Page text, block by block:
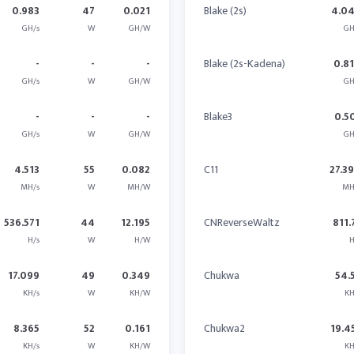
0.983
GH/s
47
W
0.021
GH/W
-
GH/s
-
W
-
GH/W
-
GH/s
-
W
-
GH/W
4.513
MH/s
55
W
0.082
MH/W
536.571
H/s
44
W
12.195
H/W
17.099
KH/s
49
W
0.349
KH/W
8.365
KH/s
52
W
0.161
KH/W
Blake (2s)
Blake (2s-Kadena)
Blake3
C11
CNReverseWaltz
Chukwa
Chukwa2